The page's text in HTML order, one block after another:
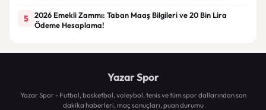
5
2026 Emekli Zammı: Taban Maaş Bilgileri ve 20 Bin Lira
Ödeme Hesaplama!
Yazar Spor
Yazar Spor - Futbol, basketbol, voleybol, tenis ve tüm spor dallarından son
dakika haberleri, maç sonuçları, puan durumu